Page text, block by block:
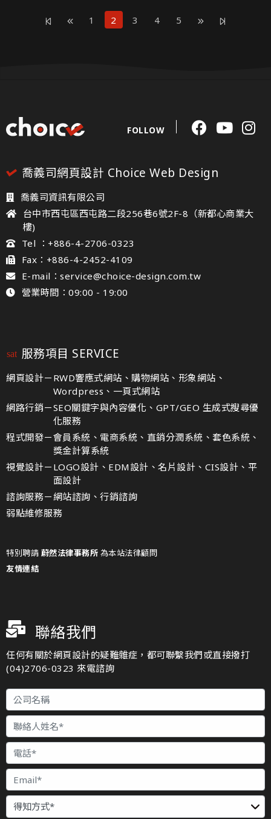
1 2 3 4 5
FOLLOW
喬義司網頁設計 Choice Web Design
喬義司資訊有限公司
台中市西屯區西屯路二段256巷6號2F-8（新都心商業大
樓)
Tel ：+886-4-2706-0323
Fax：+886-4-2452-4109
E-mail：service@choice-design.com.tw
營業時間：09:00 - 19:00
服務項目 SERVICE
網頁設計－ RWD響應式網站、購物網站、形象網站、
Wordpress、一頁式網站
網路行銷－SEO關鍵字與內容優化、GPT/GEO 生成式搜尋優
化服務
程式開發－會員系統、電商系統、直銷分潤系統、套色系統、
獎金計算系統
視覺設計－ LOGO設計、EDM設計、名片設計、CIS設計、平
面設計
諮詢服務－網站諮詢、行銷諮詢
弱點維修服務
特別聘請 蔚然法律事務所 為本站法律顧問
友情連結
聯絡我們
任何有關於網頁設計的疑難雜症，都可聯繫我們或直接撥打
(04)2706-0323 來電諮詢